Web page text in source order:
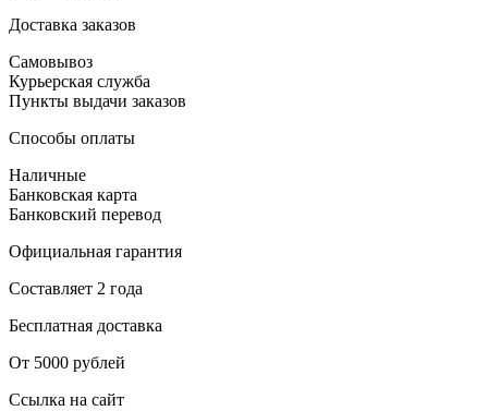
Доставка заказов
Самовывоз
Курьерская служба
Пункты выдачи заказов
Способы оплаты
Наличные
Банковская карта
Банковский перевод
Официальная гарантия
Составляет 2 года
Бесплатная доставка
От 5000 рублей
Ссылка на сайт